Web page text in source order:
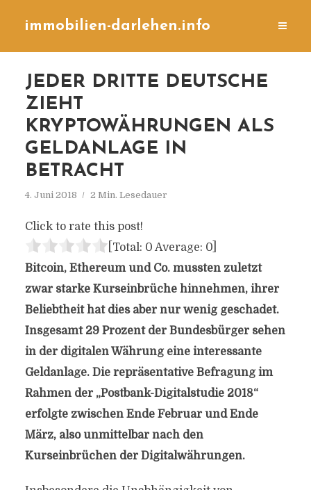
immobilien-darlehen.info
JEDER DRITTE DEUTSCHE
ZIEHT
KRYPTOWÄHRUNGEN ALS
GELDANLAGE IN
BETRACHT
4. Juni 2018 2 Min. Lesedauer
Click to rate this post!
[Total: 0 Average: 0]
Bitcoin, Ethereum und Co. mussten zuletzt
zwar starke Kurseinbrüche hinnehmen, ihrer
Beliebtheit hat dies aber nur wenig geschadet.
Insgesamt 29 Prozent der Bundesbürger sehen
in der digitalen Währung eine interessante
Geldanlage. Die repräsentative Befragung im
Rahmen der „Postbank-Digitalstudie 2018“
erfolgte zwischen Ende Februar und Ende
März, also unmittelbar nach den
Kurseinbrüchen der Digitalwährungen.